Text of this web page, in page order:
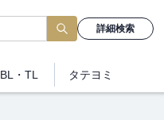
詳細検索
BL・TL タテヨミ